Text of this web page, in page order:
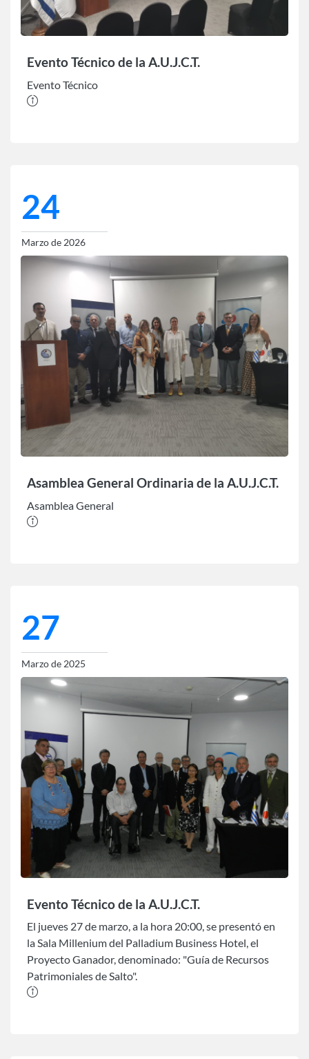
Evento Técnico de la A.U.J.C.T.
Evento Técnico
24
Marzo de 2026
Asamblea General Ordinaria de la A.U.J.C.T.
Asamblea General
27
Marzo de 2025
Evento Técnico de la A.U.J.C.T.
El jueves 27 de marzo, a la hora 20:00, se presentó en
la Sala Millenium del Palladium Business Hotel, el
Proyecto Ganador, denominado: "Guía de Recursos
Patrimoniales de Salto".